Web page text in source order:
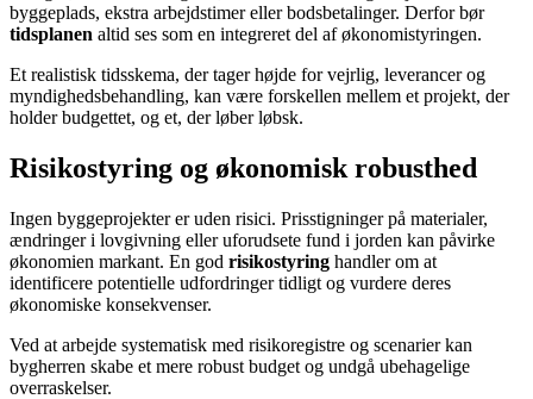
byggeplads, ekstra arbejdstimer eller bodsbetalinger. Derfor bør
tidsplanen altid ses som en integreret del af økonomistyringen.
Et realistisk tidsskema, der tager højde for vejrlig, leverancer og
myndighedsbehandling, kan være forskellen mellem et projekt, der
holder budgettet, og et, der løber løbsk.
Risikostyring og økonomisk robusthed
Ingen byggeprojekter er uden risici. Prisstigninger på materialer,
ændringer i lovgivning eller uforudsete fund i jorden kan påvirke
økonomien markant. En god risikostyring handler om at
identificere potentielle udfordringer tidligt og vurdere deres
økonomiske konsekvenser.
Ved at arbejde systematisk med risikoregistre og scenarier kan
bygherren skabe et mere robust budget og undgå ubehagelige
overraskelser.